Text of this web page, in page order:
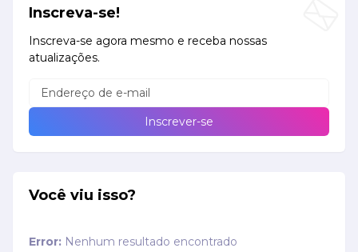
Inscreva-se!
Inscreva-se agora mesmo e receba nossas
atualizações.
Você viu isso?
Error: Nenhum resultado encontrado